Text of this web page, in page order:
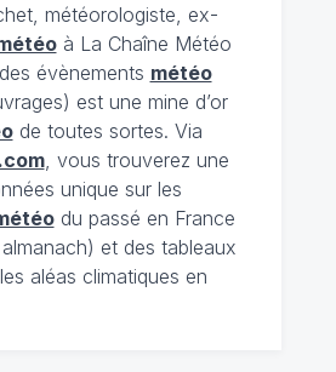
météorologiste, ex-
à La Chaîne Météo
évènements météo
est une mine d’or
de toutes sortes. Via
, vous trouverez une
unique sur les
du passé en France
et des tableaux
aléas climatiques en